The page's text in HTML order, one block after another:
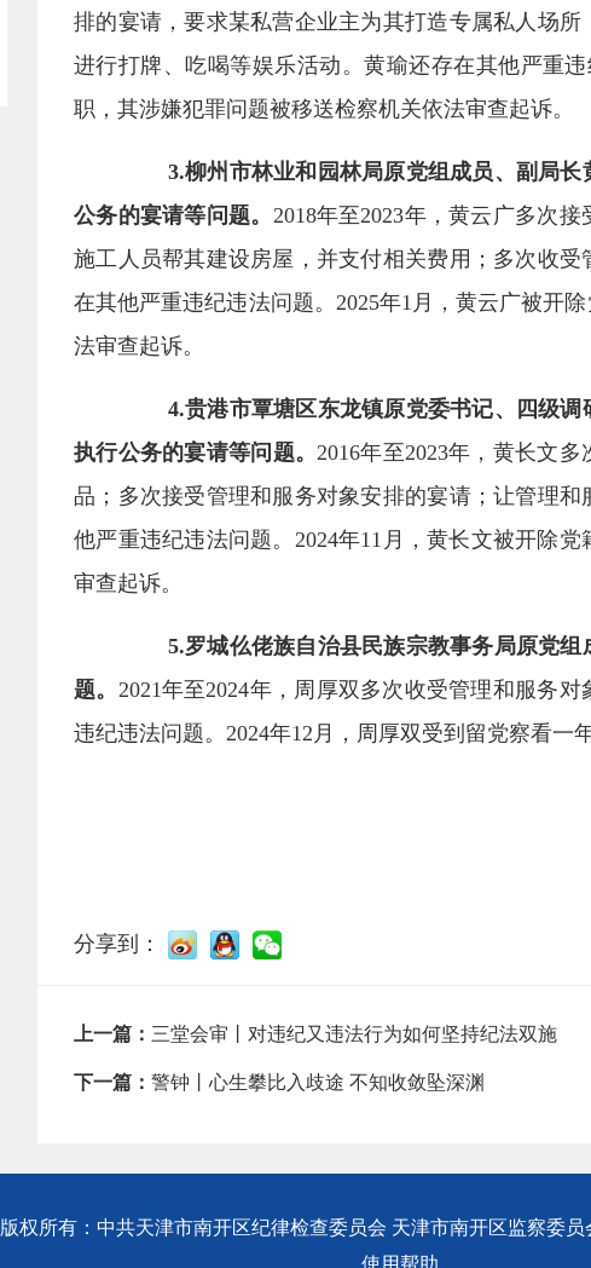
排的宴请，要求某私营企业主为其打造专属私人场
进行打牌、吃喝等娱乐活动。黄瑜还存在其他严重
职，其涉嫌犯罪问题被移送检察机关依法审查起诉。
3.柳州市林业和园林局原党组成员、副局长
公务的宴请等问题。 2018年至2023年，黄云广多次
施工人员帮其建设房屋，并支付相关费用；多次收
在其他严重违纪违法问题。2025年1月，黄云广被开
法审查起诉。
4.贵港市覃塘区东龙镇原党委书记、四级
执行公务的宴请等问题。2016年至2023年，黄长文
品；多次接受管理和服务对象安排的宴请；让管理
他严重违纪违法问题。2024年11月，黄长文被开除
审查起诉。
5.罗城仫佬族自治县民族宗教事务局原党组
题。 2021年至2024年，周厚双多次收受管理和服务
违纪违法问题。2024年12月，周厚双受到留党察看一
分享到：
上一篇： 三堂会审丨对违纪又违法行为如何坚持纪法双施
下一篇： 警钟丨心生攀比入歧途 不知收敛坠深渊
版权所有：中共天津市南开区纪律检查委员会 天津市南开区监察委
使用帮助